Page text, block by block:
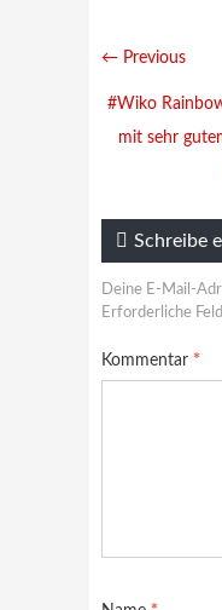
← Previous
#Wiko
mit sehr
Schreibe
Deine E-Mail-
Erforderliche
Kommentar *